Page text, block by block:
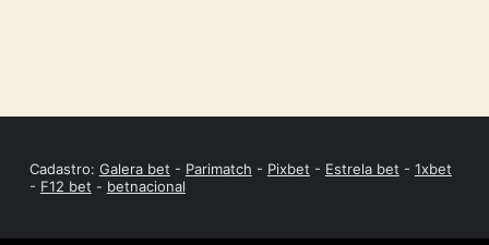
Cadastro: Galera bet - Parimatch - Pixbet - Estrela bet - 1xbet
- F12 bet - betnacional